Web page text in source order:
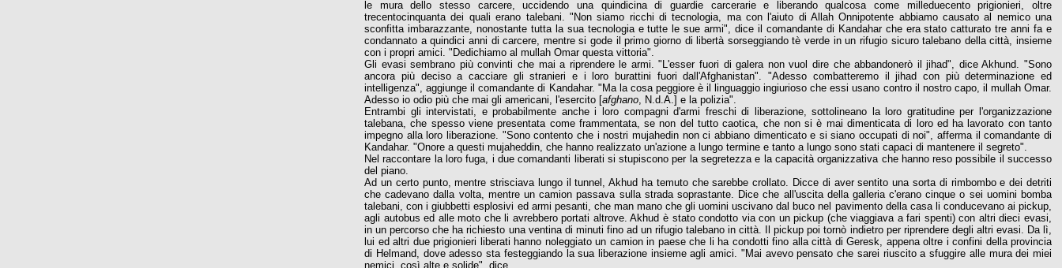
le mura dello stesso carcere, uccidendo una quindicina di guardie carcerarie e liberando qualcosa come milleduecento prigionieri, oltre
trecentocinquanta dei quali erano talebani. "Non siamo ricchi di tecnologia, ma con l'aiuto di Allah Onnipotente abbiamo causato al nemico una
sconfitta imbarazzante, nonostante tutta la sua tecnologia e tutte le sue armi", dice il comandante di Kandahar che era stato catturato tre anni fa e
condannato a quindici anni di carcere, mentre si gode il primo giorno di libertà sorseggiando tè verde in un rifugio sicuro talebano della città, insieme
con i propri amici. "Dedichiamo al mullah Omar questa vittoria".
Gli evasi sembrano più convinti che mai a riprendere le armi. "L'esser fuori di galera non vuol dire che abbandonerò il jihad", dice Akhund. "Sono
ancora più deciso a cacciare gli stranieri e i loro burattini fuori dall'Afghanistan". "Adesso combatteremo il jihad con più determinazione ed
intelligenza", aggiunge il comandante di Kandahar. "Ma la cosa peggiore è il linguaggio ingiurioso che essi usano contro il nostro capo, il mullah Omar.
Adesso io odio più che mai gli americani, l'esercito [afghano , N.d.A.] e la polizia".
Entrambi gli intervistati, e probabilmente anche i loro compagni d'armi freschi di liberazione, sottolineano la loro gratitudine per l'organizzazione
talebana, che spesso viene presentata come frammentata, se non del tutto caotica, che non si è mai dimenticata di loro ed ha lavorato con tanto
impegno alla loro liberazione. "Sono contento che i nostri mujahedin non ci abbiano dimenticato e si siano occupati di noi", afferma il comandante di
Kandahar. "Onore a questi mujaheddin, che hanno realizzato un'azione a lungo termine e tanto a lungo sono stati capaci di mantenere il segreto".
Nel raccontare la loro fuga, i due comandanti liberati si stupiscono per la segretezza e la capacità organizzativa che hanno reso possibile il successo
del piano.
Ad un certo punto, mentre strisciava lungo il tunnel, Akhud ha temuto che sarebbe crollato. Dicce di aver sentito una sorta di rimbombo e dei detriti
che cadevano dalla volta, mentre un camion passava sulla strada soprastante. Dice che all'uscita della galleria c'erano cinque o sei uomini bomba
talebani, con i giubbetti esplosivi ed armi pesanti, che man mano che gli uomini uscivano dal buco nel pavimento della casa li conducevano ai pickup,
agli autobus ed alle moto che li avrebbero portati altrove. Akhud è stato condotto via con un pickup (che viaggiava a fari spenti) con altri dieci evasi,
in un percorso che ha richiesto una ventina di minuti fino ad un rifugio talebano in città. Il pickup poi tornò indietro per riprendere degli altri evasi. Da lì,
lui ed altri due prigionieri liberati hanno noleggiato un camion in paese che li ha condotti fino alla città di Geresk, appena oltre i confini della provincia
di Helmand, dove adesso sta festeggiando la sua liberazione insieme agli amici. "Mai avevo pensato che sarei riuscito a sfuggire alle mura dei miei
nemici, così alte e solide", dice.